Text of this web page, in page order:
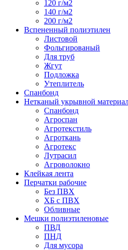
120 г/м2
140 г/м2
200 г/м2
Вспененный полиэтилен
Листовой
Фольгированый
Для труб
Жгут
Подложка
Утеплитель
Спанбонд
Нетканый укрывной
Спанбонд
Агроспан
Агротекстиль
Агроткань
Агротекс
Лутрасил
Агроволокно
Клейкая лента
Перчатки рабочие
Без ПВХ
ХБ с ПВХ
Обливные
Мешки полиэтиленовые
ПВД
ПНД
Для мусора